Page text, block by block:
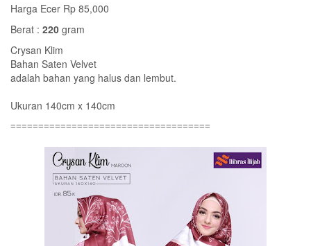
Harga Ecer Rp 85,000
Berat : 220 gram
Crysan Klim
Bahan Saten Velvet
adalah bahan yang halus dan lembut.
Ukuran 140cm x 140cm
====================================